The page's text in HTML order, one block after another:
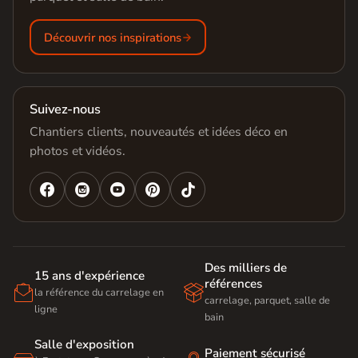
Découvrir nos inspirations
Suivez-nous
Chantiers clients, nouveautés et idées déco en
photos et vidéos.
   

15 ans d'expérience
la référence du carrelage en
ligne

Des milliers de
références
carrelage, parquet, salle de
bain
Salle d'exposition
Paiement sécurisé